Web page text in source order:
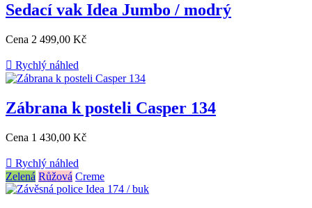
Sedací vak Idea Jumbo / modrý
Cena 2 499,00 Kč
 Rychlý náhled
Zábrana k posteli Casper 134
Cena 1 430,00 Kč
 Rychlý náhled
Zelená Růžová Creme